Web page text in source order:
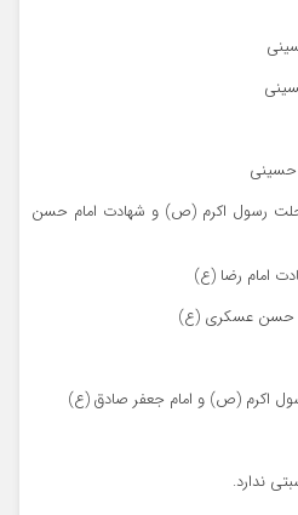
حسینی
رسول اکرم (ص) و شهادت امام حسن
امام رضا (ع)
حسن عسکری (ع)
اکرم (ص) و امام جعفر صادق (ع)